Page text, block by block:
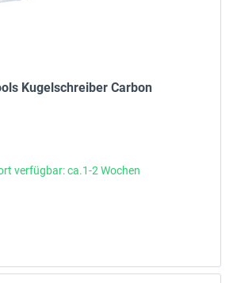
Kugelschreiber Carbon
verfügbar: ca.1-2 Wochen